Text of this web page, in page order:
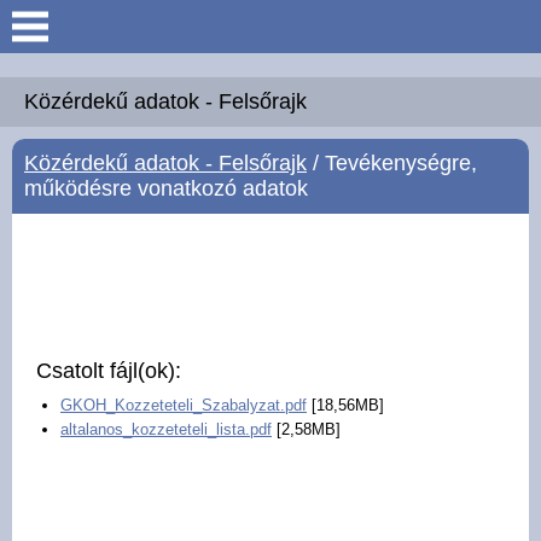
Keresés
Köszöntő
Hírek
Intézmények
Közérdekű adatok -
Közérdekű adatok - Felsőrajk
Közérdekű adatok - Felsőrajk / Tevékenységre,
működésre vonatkozó adatok
Csatolt fájl(ok):
GKOH_Kozzeteteli_Szabalyzat.pdf [18,56MB]
altalanos_kozzeteteli_lista.pdf [2,58MB]